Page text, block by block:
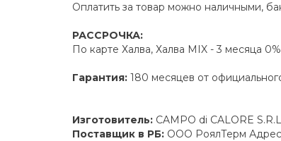
Оплатить за товар можно наличными,
РАССРОЧКА:
По карте Халва, Халва MIX - 3 месяца
Гарантия: 180 месяцев от
Изготовитель: CAMPO di CALORE
Поставщик в РБ: ООО РоялТерм Адрес: